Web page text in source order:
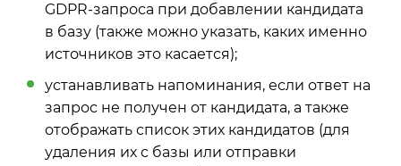
GDPR-запроса при добавлении кандидата
в базу (также можно указать, каких именно
источников это касается);
устанавливать напоминания, если ответ на
запрос не получен от кандидата, а также
отображать список этих кандидатов (для
удаления их с базы или отправки